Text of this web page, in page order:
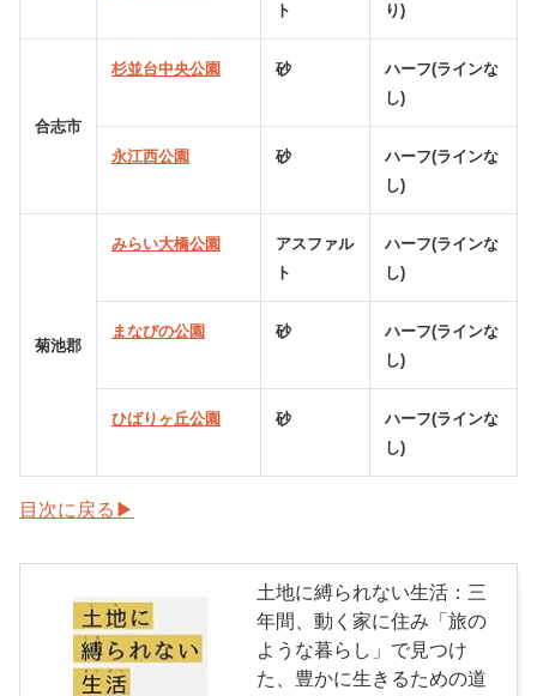
ト
り)
合志市
杉並台中央公園 砂
ハーフ(ラインな
し)
永江西公園 砂
ハーフ(ラインな
し)
菊池郡
みらい大橋公園
アスファル
ト
ハーフ(ラインな
し)
まなびの公園 砂
ハーフ(ラインな
し)
ひばりヶ丘公園 砂
ハーフ(ラインな
し)
目次に戻る▶
土地に縛られない生活：三
年間、動く家に住み「旅の
ような暮らし」で見つけ
た、豊かに生きるための道